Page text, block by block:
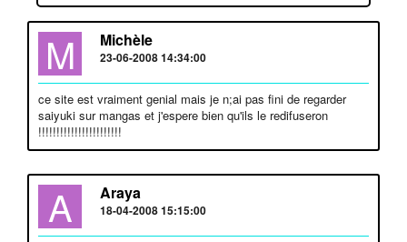
M Michèle
23-06-2008 14:34:00
ce site est vraiment genial mais je n;ai pas fini de regarder
saiyuki sur mangas et j'espere bien qu'ils le redifuseron
!!!!!!!!!!!!!!!!!!!!!!!
A Araya
18-04-2008 15:15:00